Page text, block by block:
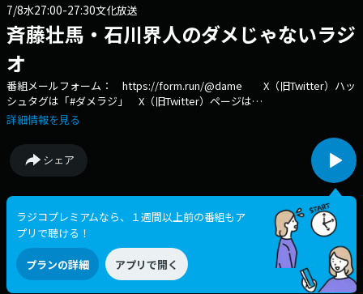
7/8水27:00-27:30文化放送
斉藤壮馬・石川界人のダメじゃないラジ
オ
番組メールフォーム： https://form.run/@dame X（旧Twitter）ハッ
シュタグは「#ダメラジ」 X（旧Twitter）ページは
「https://x.com/dameradi」 ＜イベント情報＞ 【斉藤壮馬・石
2025年10月12日（日） ■出演：斉藤壮馬、石川界人、小野大輔（ゲス
ト）、羽多野渉（ゲスト）
https://www.joqr.co.jp/lp/dame/event2025/ 斉藤壮馬・石川界人の2
人がお送りする、聞いているあなたを”ダメにしちゃう…”かもしれないラ
ジオ、それがダメラジです。 二人の普段のトークをほぼ実寸大（？）
でおとどけしちゃうラジオ番組。 仲良し二人でしゃべってると、ちょっ
と ” ダメ ” なことばかり話しちゃいそうなので、ぜひ皆さんのメールで支
えてくださいね！ コーナー紹介 ダメ安箱 リスナーさん自身や、リ
スナーさんの周りのダメな人の行動などを報告してもらい、二人でトーク
を広げていきます。そもそも許せるか許せないか、もしくはいい対処法が
詳細情報を見る
シェア
ラジコプレミアムなら、１週間以上前の番組もア
プリで聴ける！
プランの詳細 アプリで開く